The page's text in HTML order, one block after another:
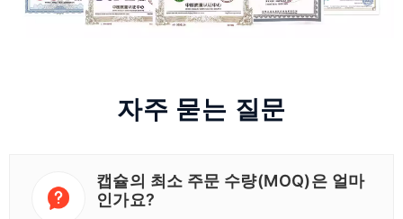
자주 묻는 질문
캡슐의 최소 주문 수량(MOQ)은 얼마
인가요?